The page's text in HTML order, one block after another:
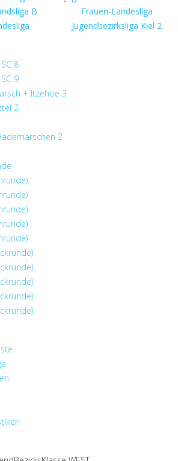
B
Frauen-Landesliga
Jugendbezirksliga Kiel 2
8
9
+ Itzehoe 3
2
2